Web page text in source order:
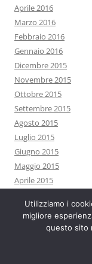
Aprile 2016
Marzo 2016
Febbraio 2016
Gennaio 2016
Dicembre 2015
Novembre 2015
Ottobre 2015
Settembre 2015
Agosto 2015
Luglio 2015
Giugno 2015
Maggio 2015
Aprile 2015
Febbraio 2015
Gennaio 2015
Utilizziamo i
migliore
questo sito